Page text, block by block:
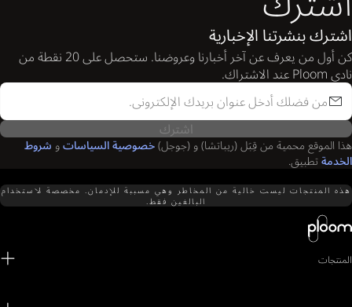
اشترك بنشرتنا الإخبارية
كن أول من يعرف عن آخر أخبارنا وعروضنا. ستحصل على 20 نقطة من
نادي Ploom عند الاشتراك.
اشترك
هذا الموقع محمية من قِبَل (ريباتشا) و (جوجل) خصوصية السياسات و شروط
الخدمة تطبيق.
هذه المنتجات ليست خالية من المخاطر وهي مسببة للإدمان. مخصصة لاستخدام
البالغين فقط.
المنتجات